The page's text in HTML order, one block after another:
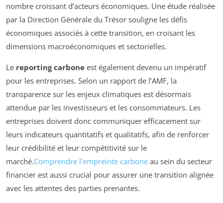
nombre croissant d’acteurs économiques. Une étude réalisée
par la Direction Générale du Trésor souligne les défis
économiques associés à cette transition, en croisant les
dimensions macroéconomiques et sectorielles.
Le reporting carbone est également devenu un impératif
pour les entreprises. Selon un rapport de l’AMF, la
transparence sur les enjeux climatiques est désormais
attendue par les investisseurs et les consommateurs. Les
entreprises doivent donc communiquer efficacement sur
leurs indicateurs quantitatifs et qualitatifs, afin de renforcer
leur crédibilité et leur compétitivité sur le
marché.Comprendre l’empreinte carbone au sein du secteur
financier est aussi crucial pour assurer une transition alignée
avec les attentes des parties prenantes.